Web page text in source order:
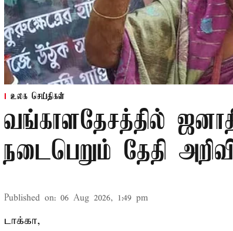
உலக செய்திகள்
வங்காளதேசத்தில்
நடைபெறும் தேதி
Published on: 06 Aug 2026, 1:49 pm
டாக்கா,